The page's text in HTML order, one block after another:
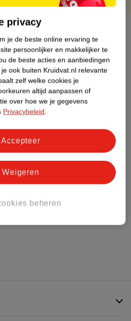
product heeft (nog) geen Nature
informatie
privacy
je de beste online ervaring te
persoonlijker en makkelijker te
de beste acties en aanbiedingen
ook buiten Kruidvat.nl relevante
zelf welke cookies je
altijd aanpassen of
over hoe we je gegevens
Privacybeleid.
beheren
Weigeren
Accepteer